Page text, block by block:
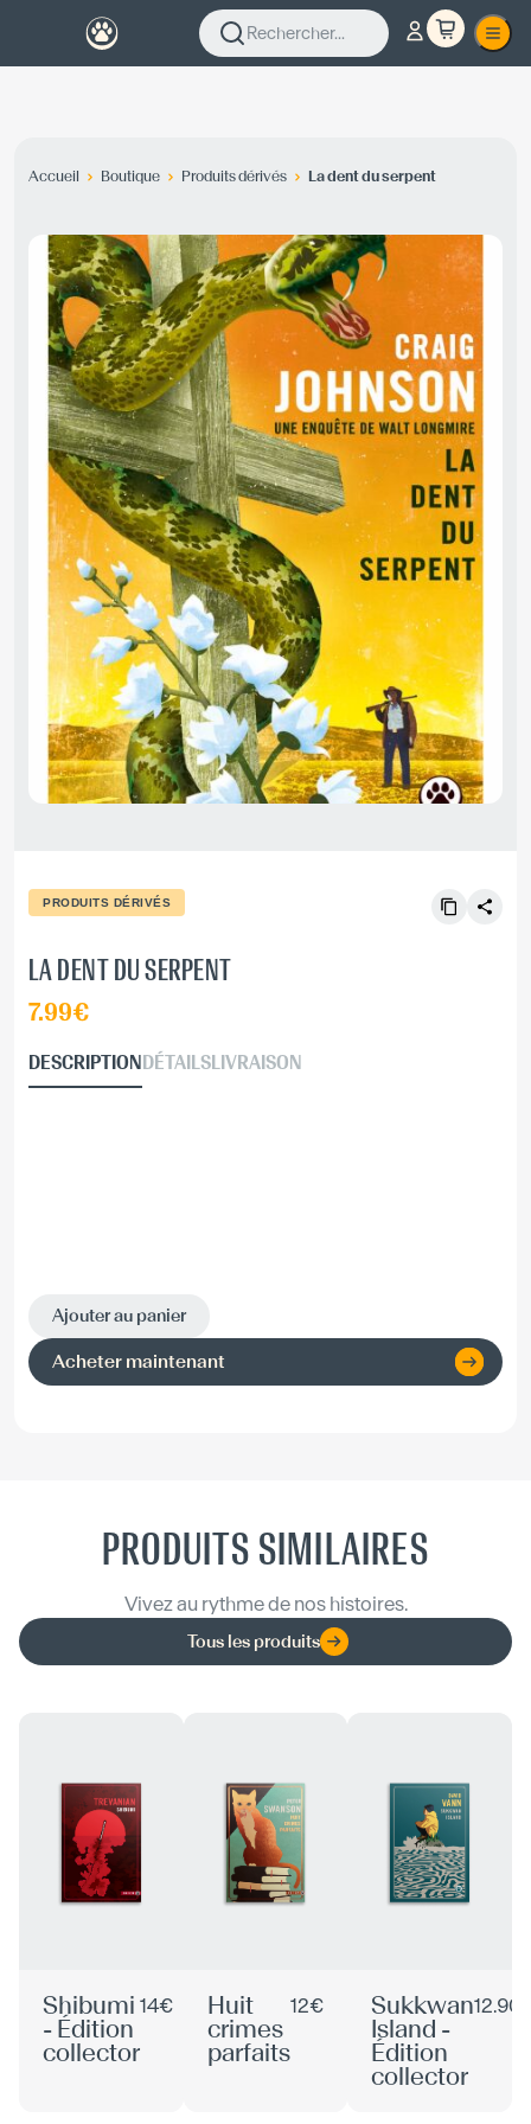
Rechercher...
Accueil Boutique Produits dérivés La dent du serpent
PRODUITS DÉRIVÉS
LA DENT DU SERPENT
7.99€
DESCRIPTIONDÉTAILSLIVRAISON
Ajouter au panier
Acheter maintenant
PRODUITS SIMILAIRES
Vivez au rythme de nos histoires.
Tous les produits
Shibumi
- Édition
collector
14€
Huit
crimes
parfaits
12€
Sukkwan
Island -
Édition
collector